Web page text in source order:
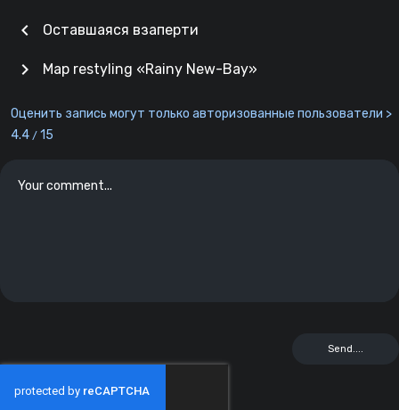
chevron_left Оставшаяся взаперти
Map restyling «Rainy New-Bay»
chevron_right
Оценить запись могут только авторизованные пользователи >
4.4 / 15